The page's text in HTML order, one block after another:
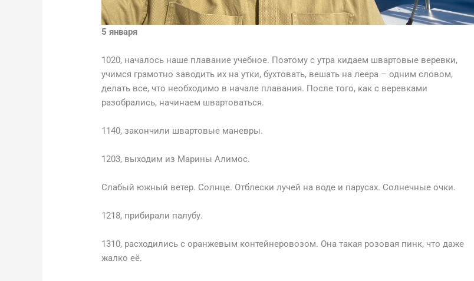
5 января
1020, началось наше плавание учебное. Поэтому с утра кидаем швартовые веревки,
учимся грамотно заводить их на утки, бухтовать, вешать на леера – одним словом,
делать все, что необходимо в начале плавания. После того, как с веревками
разобрались, начинаем швартоваться.
1140, закончили швартовые маневры.
1203, выходим из Марины Алимос.
Слабый южный ветер. Солнце. Отблески лучей на воде и парусах. Солнечные очки.
1218, прибирали палубу.
1310, расходились с оранжевым контейнеровозом. Она такая розовая пинк, что даже
жалко её.